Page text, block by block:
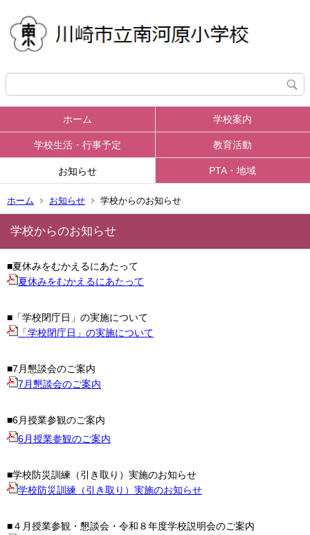
ホーム 学校案内
学校生活・行事予定 教育活動
お知らせ PTA・地域
ホーム お知らせ 学校からのお知らせ
学校からのお知らせ
■夏休みをむかえるにあたって
夏休みをむかえるにあたって
■「学校閉庁日」の実施について
「学校閉庁日」の実施について
■7月懇談会のご案内
7月懇談会のご案内
■6月授業参観のご案内
6月授業参観のご案内
■学校防災訓練（引き取り）実施のお知らせ
学校防災訓練（引き取り）実施のお知らせ
■４月授業参観・懇談会・令和８年度学校説明会のご案内